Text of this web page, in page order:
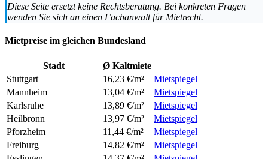
Diese Seite ersetzt keine Rechtsberatung. Bei konkreten Fragen
wenden Sie sich an einen Fachanwalt für Mietrecht.
Mietpreise im gleichen Bundesland
Stadt
Ø Kaltmiete
Stuttgart
16,23 €/m²
Mietspiegel
Mannheim
13,04 €/m²
Mietspiegel
Karlsruhe
13,89 €/m²
Mietspiegel
Heilbronn
13,97 €/m²
Mietspiegel
Pforzheim
11,44 €/m²
Mietspiegel
Freiburg
14,82 €/m²
Mietspiegel